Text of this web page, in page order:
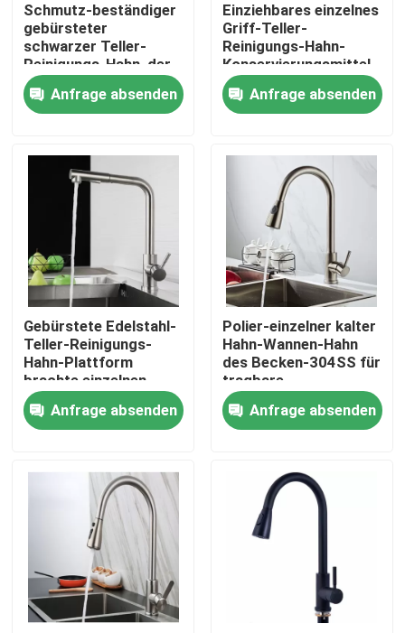
Nach Hause
Über uns
Kontakte
Produkte
Videos
Waschtischarmatur aus Edelstahl
Edelstahl-Küchen-Hahn
Einhebelbecken-Mischer
Heißer und kalter Becken-Mischer
Schmutz-beständiger
gebürsteter
schwarzer Teller-
Reinigungs-Hahn, der
Matte Black Basin
Taps galvanisiert
Anfrage absenden
Einziehbares einzelnes
Griff-Teller-
Reinigungs-Hahn-
Konservierungsmittel
Anfrage absenden
Gebürstete Edelstahl-
Teller-Reinigungs-
Hahn-Plattform
brachte einzelnen
Loch-Hahn an
Anfrage absenden
Polier-einzelner kalter
Hahn-Wannen-Hahn
des Becken-304SS für
tragbare
Spülmaschine
Anfrage absenden